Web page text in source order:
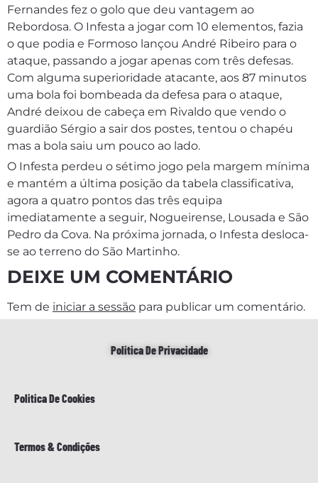
Fernandes fez o golo que deu vantagem ao
Rebordosa. O Infesta a jogar com 10 elementos, fazia
o que podia e Formoso lançou André Ribeiro para o
ataque, passando a jogar apenas com três defesas.
Com alguma superioridade atacante, aos 87 minutos
uma bola foi bombeada da defesa para o ataque,
André deixou de cabeça em Rivaldo que vendo o
guardião Sérgio a sair dos postes, tentou o chapéu
mas a bola saiu um pouco ao lado.
O Infesta perdeu o sétimo jogo pela margem mínima
e mantém a última posição da tabela classificativa,
agora a quatro pontos das três equipa
imediatamente a seguir, Nogueirense, Lousada e São
Pedro da Cova. Na próxima jornada, o Infesta desloca-
se ao terreno do São Martinho.
DEIXE UM COMENTÁRIO
Tem de iniciar a sessão para publicar um comentário.
Politica De Privacidade
Politica De Cookies
Termos & Condições